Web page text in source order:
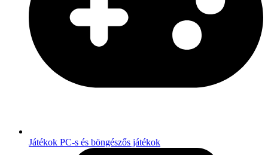
Játékok PC-s és böngészős játékok